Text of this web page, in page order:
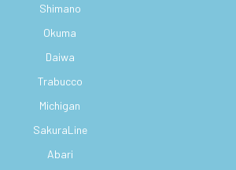
Shimano
Okuma
Daiwa
Trabucco
Michigan
SakuraLine
Abari